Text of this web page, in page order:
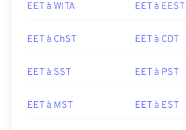
EET à WITA EET à EEST
EET à ChST EET à CDT
EET à SST EET à PST
EET à MST EET à EST